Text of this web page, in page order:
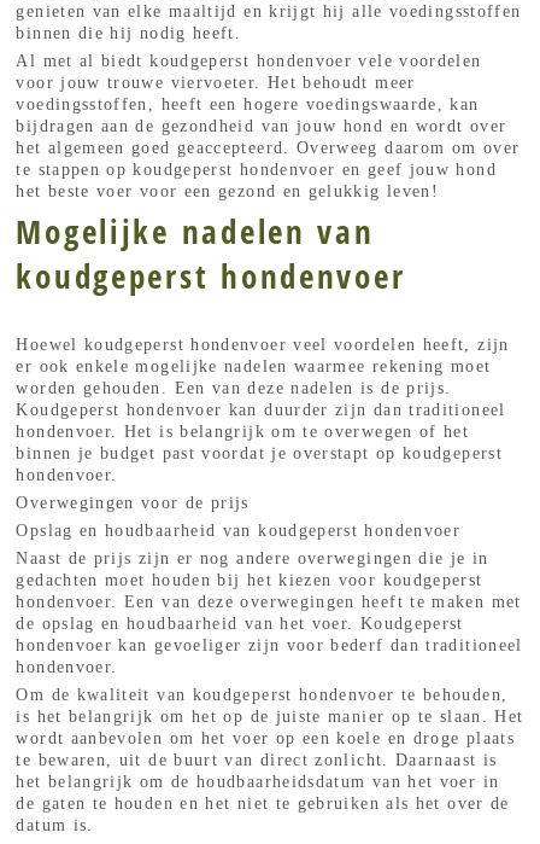
genieten van elke maaltijd en krijgt hij alle voedingsstoffen
binnen die hij nodig heeft.
Al met al biedt koudgeperst hondenvoer vele voordelen
voor jouw trouwe viervoeter. Het behoudt meer
voedingsstoffen, heeft een hogere voedingswaarde, kan
bijdragen aan de gezondheid van jouw hond en wordt over
het algemeen goed geaccepteerd. Overweeg daarom om over
te stappen op koudgeperst hondenvoer en geef jouw hond
het beste voer voor een gezond en gelukkig leven!
Mogelijke nadelen van
koudgeperst hondenvoer
Hoewel koudgeperst hondenvoer veel voordelen heeft, zijn
er ook enkele mogelijke nadelen waarmee rekening moet
worden gehouden. Een van deze nadelen is de prijs.
Koudgeperst hondenvoer kan duurder zijn dan traditioneel
hondenvoer. Het is belangrijk om te overwegen of het
binnen je budget past voordat je overstapt op koudgeperst
hondenvoer.
Overwegingen voor de prijs
Opslag en houdbaarheid van koudgeperst hondenvoer
Naast de prijs zijn er nog andere overwegingen die je in
gedachten moet houden bij het kiezen voor koudgeperst
hondenvoer. Een van deze overwegingen heeft te maken met
de opslag en houdbaarheid van het voer. Koudgeperst
hondenvoer kan gevoeliger zijn voor bederf dan traditioneel
hondenvoer.
Om de kwaliteit van koudgeperst hondenvoer te behouden,
is het belangrijk om het op de juiste manier op te slaan. Het
wordt aanbevolen om het voer op een koele en droge plaats
te bewaren, uit de buurt van direct zonlicht. Daarnaast is
het belangrijk om de houdbaarheidsdatum van het voer in
de gaten te houden en het niet te gebruiken als het over de
datum is.